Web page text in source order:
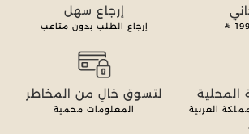
199
إرجاع سهل
إرجاع الطلب بدون متاعب
المحلية
العربية
لتسوق خالٍ من المخاطر
المعلومات محمية